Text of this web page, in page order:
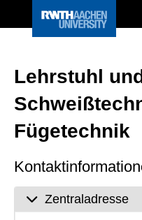
Lehrstuhl
Fügetechnik
Zentraladresse